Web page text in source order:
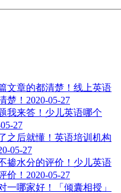
线上英语
楚！ 2020-05-27
少儿英语哪个
27
英语培训机构
05-27
少儿英语
价！ 2020-05-27
「倾囊相授」